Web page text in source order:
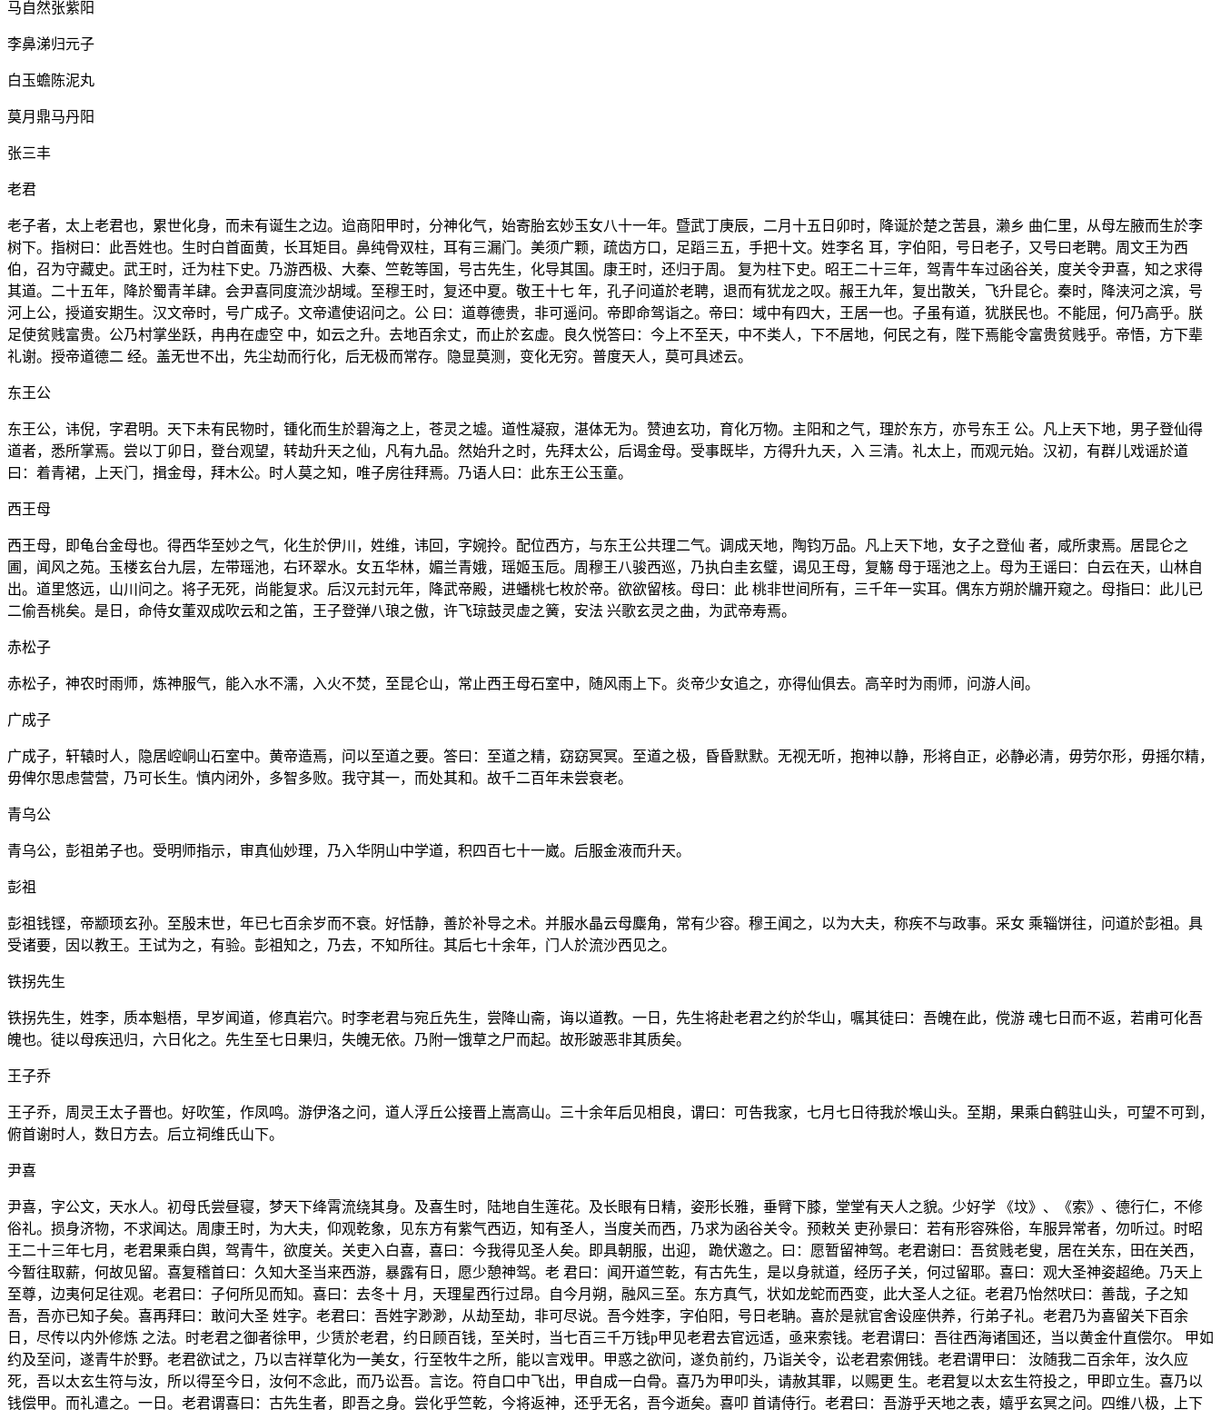
马自然张紫阳
李鼻涕归元子
白玉蟾陈泥丸
莫月鼎马丹阳
张三丰
老君
老子者，太上老君也，累世化身，而未有诞生之边。迨商阳甲时，分神化气，始寄胎玄妙玉女八十一年。暨武丁庚辰，二月十五日卯时，降诞於楚之苦县，濑乡 曲仁里，从母左腋而生於李
树下。指树曰：此吾姓也。生时白首面黄，长耳矩目。鼻纯骨双柱，耳有三漏门。美须广颗，疏齿方口，足蹈三五，手把十文。姓李名 耳，字伯阳，号日老子，又号曰老聘。周文王为西
伯，召为守藏史。武王时，迁为柱下史。乃游西极、大秦、竺乾等国，号古先生，化导其国。康王时，还归于周。 复为柱下史。昭王二十三年，驾青牛车过函谷关，度关令尹喜，知之求得
其道。二十五年，降於蜀青羊肆。会尹喜同度流沙胡域。至穆王时，复还中夏。敬王十七 年，孔子问道於老聘，退而有犹龙之叹。赧王九年，复出散关，飞升昆仑。秦时，降浃河之滨，号
河上公，授道安期生。汉文帝时，号广成子。文帝遣使诏问之。公 曰：道尊德贵，非可遥问。帝即命驾诣之。帝曰：域中有四大，王居一也。子虽有道，犹朕民也。不能屈，何乃高乎。朕
足使贫贱富贵。公乃村掌坐跃，冉冉在虚空 中，如云之升。去地百余丈，而止於玄虚。良久悦答曰：今上不至天，中不类人，下不居地，何民之有，陛下焉能令富贵贫贱乎。帝悟，方下辈
礼谢。授帝道德二 经。盖无世不出，先尘劫而行化，后无极而常存。隐显莫测，变化无穷。普度天人，莫可具述云。
东王公
东王公，讳倪，字君明。天下未有民物时，锺化而生於碧海之上，苍灵之墟。道性凝寂，湛体无为。赞迪玄功，育化万物。主阳和之气，理於东方，亦号东王 公。凡上天下地，男子登仙得
道者，悉所掌焉。尝以丁卯日，登台观望，转劫升天之仙，凡有九品。然始升之时，先拜太公，后谒金母。受事既毕，方得升九天，入 三清。礼太上，而观元始。汉初，有群儿戏谣於道
曰：着青裙，上天门，揖金母，拜木公。时人莫之知，唯子房往拜焉。乃语人曰：此东王公玉童。
西王母
西王母，即龟台金母也。得西华至妙之气，化生於伊川，姓维，讳回，字婉拎。配位西方，与东王公共理二气。调成天地，陶钧万品。凡上天下地，女子之登仙 者，咸所隶焉。居昆仑之
圃，闻风之苑。玉楼玄台九层，左带瑶池，右环翠水。女五华林，媚兰青娥，瑶姬玉卮。周穆王八骏西巡，乃执白圭玄璧，谒见王母，复觞 母于瑶池之上。母为王谣曰：白云在天，山林自
出。道里悠远，山川问之。将子无死，尚能复求。后汉元封元年，降武帝殿，进蟠桃七枚於帝。欲欲留核。母曰：此 桃非世间所有，三千年一实耳。偶东方朔於牖开窥之。母指曰：此儿已
二偷吾桃矣。是日，命侍女董双成吹云和之笛，王子登弹八琅之傲，许飞琼鼓灵虚之簧，安法 兴歌玄灵之曲，为武帝寿焉。
赤松子
赤松子，神农时雨师，炼神服气，能入水不濡，入火不焚，至昆仑山，常止西王母石室中，随风雨上下。炎帝少女追之，亦得仙俱去。高辛时为雨师，问游人间。
广成子
广成子，轩辕时人，隐居崆峒山石室中。黄帝造焉，问以至道之要。答曰：至道之精，窈窈冥冥。至道之极，昏昏默默。无视无听，抱神以静，形将自正，必静必清，毋劳尔形，毋摇尔精，
毋俾尔思虑营营，乃可长生。慎内闭外，多智多败。我守其一，而处其和。故千二百年未尝衰老。
青乌公
青乌公，彭祖弟子也。受明师指示，审真仙妙理，乃入华阴山中学道，积四百七十一崴。后服金液而升天。
彭祖
彭祖钱铿，帝颛顼玄孙。至殷末世，年已七百余岁而不衰。好恬静，善於补导之术。并服水晶云母麋角，常有少容。穆王闻之，以为大夫，称疾不与政事。采女 乘辎饼往，问道於彭祖。具
受诸要，因以教王。王试为之，有验。彭祖知之，乃去，不知所往。其后七十余年，门人於流沙西见之。
铁拐先生
铁拐先生，姓李，质本魁梧，早岁闻道，修真岩穴。时李老君与宛丘先生，尝降山斋，诲以道教。一日，先生将赴老君之约於华山，嘱其徒曰：吾魄在此，傥游 魂七日而不返，若甫可化吾
魄也。徒以母疾迅归，六日化之。先生至七日果归，失魄无依。乃附一饿草之尸而起。故形跛恶非其质矣。
王子乔
王子乔，周灵王太子晋也。好吹笙，作凤鸣。游伊洛之问，道人浮丘公接晋上嵩高山。三十余年后见相良，谓曰：可告我家，七月七日待我於堠山头。至期，果乘白鹤驻山头，可望不可到，
俯首谢时人，数日方去。后立祠维氏山下。
尹喜
尹喜，字公文，天水人。初母氏尝昼寝，梦天下绛霄流绕其身。及喜生时，陆地自生莲花。及长眼有日精，姿形长雅，垂臂下膝，堂堂有天人之貌。少好学 《坟》、《索》、德行仁，不修
俗礼。损身济物，不求闻达。周康王时，为大夫，仰观乾象，见东方有紫气西迈，知有圣人，当度关而西，乃求为函谷关令。预敕关 吏孙景曰：若有形容殊俗，车服异常者，勿听过。时昭
王二十三年七月，老君果乘白舆，驾青牛，欲度关。关吏入白喜，喜曰：今我得见圣人矣。即具朝服，出迎， 跪伏邀之。曰：愿暂留神驾。老君谢曰：吾贫贱老叟，居在关东，田在关西，
今暂往取薪，何故见留。喜复稽首曰：久知大圣当来西游，暴露有日，愿少憩神驾。老 君曰：闻开道竺乾，有古先生，是以身就道，经历子关，何过留耶。喜曰：观大圣神姿超绝。乃天上
至尊，边夷何足往观。老君曰：子何所见而知。喜曰：去冬十 月，天理星西行过昂。自今月朔，融风三至。东方真气，状如龙蛇而西变，此大圣人之征。老君乃怡然吠曰：善哉，子之知
吾，吾亦已知子矣。喜再拜曰：敢问大圣 姓字。老君曰：吾姓字渺渺，从劫至劫，非可尽说。吾今姓李，字伯阳，号日老聃。喜於是就官舍设座供养，行弟子礼。老君乃为喜留关下百余
日，尽传以内外修炼 之法。时老君之御者徐甲，少赁於老君，约日顾百钱，至关时，当七百三千万钱p甲见老君去官远适，亟来索钱。老君谓曰：吾往西海诸国还，当以黄金什直偿尔。 甲如
约及至问，遂青牛於野。老君欲试之，乃以吉祥草化为一美女，行至牧牛之所，能以言戏甲。甲惑之欲问，遂负前约，乃诣关令，讼老君索佣钱。老君谓甲曰： 汝随我二百余年，汝久应
死，吾以太玄生符与汝，所以得至今日，汝何不念此，而乃讼吾。言讫。符自口中飞出，甲自成一白骨。喜乃为甲叩头，请赦其罪，以赐更 生。老君复以太玄生符投之，甲即立生。喜乃以
钱偿甲。而礼遣之。一日。老君谓喜曰：古先生者，即吾之身。尝化乎竺乾，今将返神，还乎无名，吾今逝矣。喜叩 首请侍行。老君曰：吾游乎天地之表，嬉乎玄冥之问。四维八极，上下